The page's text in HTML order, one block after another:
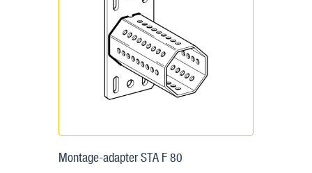
Montage-adapter STA F 80